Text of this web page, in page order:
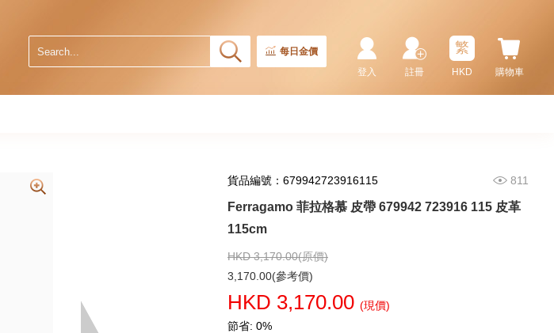
每日金價
購物車
繁
HKD
註冊
登入
貨品編號：679942723916115 811
Ferragamo 菲拉格慕 皮帶 679942 723916 115 皮革
115cm
HKD 3,170.00(原價)
3,170.00(參考價)
HKD 3,170.00 (現價)
節省: 0%
皮革 105cm
2,280.00
670326 Midnight 110 Ss 皮革
2,680.00